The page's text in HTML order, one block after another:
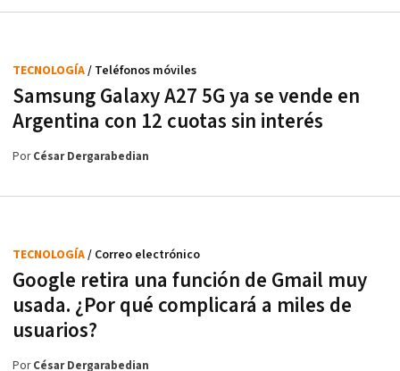
Samsung Galaxy A27 5G ya se vende en
Argentina con 12 cuotas sin interés
TECNOLOGÍA/ Teléfonos móviles
PorCésar Dergarabedian
Google retira una función de Gmail muy
usada. ¿Por qué complicará a miles de
usuarios?
TECNOLOGÍA/ Correo electrónico
PorCésar Dergarabedian